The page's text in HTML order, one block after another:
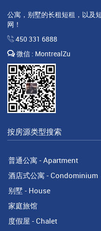
公寓，别墅的长租短租，以及
网！
450 331 6888
微信 : MontrealZu
按房源类型搜索
普通公寓 - Apartment
酒店式公寓 - Condominium
别墅 - House
家庭旅馆
度假屋 - Chalet